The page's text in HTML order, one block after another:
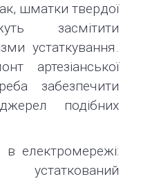
шматки твердої
засмітити
устаткування.
артезіанської
забезпечити
подібних
електромережі: